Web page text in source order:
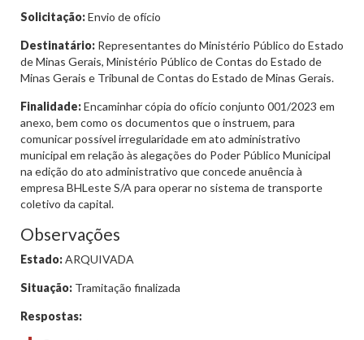
Solicitação:Envio de ofício
Destinatário: Representantes do Ministério Público do Estado
de Minas Gerais, Ministério Público de Contas do Estado de
Minas Gerais e Tribunal de Contas do Estado de Minas Gerais.
Finalidade:Encaminhar cópia do ofício conjunto 001/2023 em
anexo, bem como os documentos que o instruem, para
comunicar possível irregularidade em ato administrativo
municipal em relação às alegações do Poder Público Municipal
na edição do ato administrativo que concede anuência à
empresa BHLeste S/A para operar no sistema de transporte
coletivo da capital.
Observações
Estado:ARQUIVADA
Situação: Tramitação finalizada
Respostas: